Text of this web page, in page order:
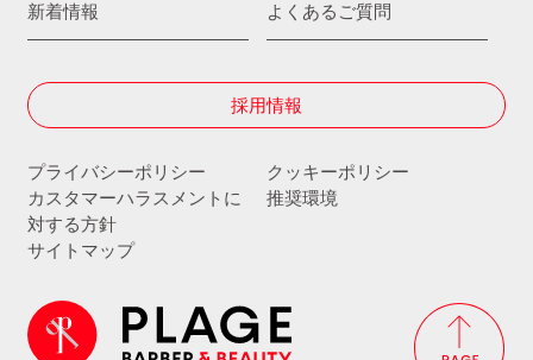
新着情報 よくあるご質問
採用情報
プライバシーポリシー
クッキーポリシー
カスタマーハラスメントに
対する方針
推奨環境
サイトマップ